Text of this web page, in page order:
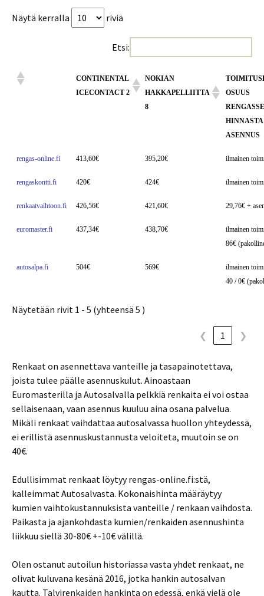
Näytä kerralla riviä
Etsi:
CONTINENTAL
ICECONTACT 2
NOKIAN
HAKKAPELLIITTA
8
OSUUS
HINNASTA
ASENNUS
rengas-online.fi 413,60€ 395,20€ ilmainen
rengaskontti.fi 420€ 424€ ilmainen
renkaatvaihtoon.fi 426,56€ 421,60€ 29,76€ +
euromaster.fi 437,34€ 438,70€
ilmainen
86€
autosalpa.fi 504€ 569€
ilmainen
40 / 0€
Näytetään rivit 1 - 5 (yhteensä 5 )
❮ 1 ❯
Renkaat on asennettava vanteille ja tasapainotettava,
joista tulee päälle asennuskulut. Ainoastaan
Euromasterilla ja Autosalvalla pelkkiä renkaita ei voi ostaa
sellaisenaan, vaan asennus kuuluu aina osana palvelua.
Mikäli renkaat vaihdattaa autosalvassa huollon yhteydessä,
ei erillistä asennuskustannusta veloiteta, muutoin se on
40€.
Edullisimmat renkaat löytyy rengas-online.fi:stä,
kalleimmat Autosalvasta. Kokonaishinta määräytyy
kumien vaihtokustannuksista vanteille / renkaan vaihdosta.
Paikasta ja ajankohdasta kumien/renkaiden asennushinta
liikkuu siellä 30-80€ +-10€ välillä.
Olen ostanut autoilun historiassa vasta yhdet renkaat, ne
olivat kuluvana kesänä 2016, jotka hankin autosalvan
kautta. Talvirenkaiden hankinta on edessä, enkä vielä ole